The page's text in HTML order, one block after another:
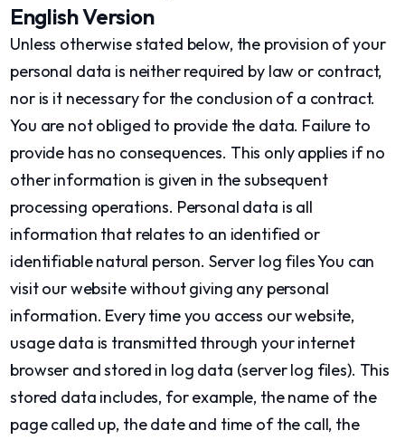
English Version
Unless otherwise stated below, the provision of your
personal data is neither required by law or contract,
nor is it necessary for the conclusion of a contract.
You are not obliged to provide the data. Failure to
provide has no consequences. This only applies if no
other information is given in the subsequent
processing operations. Personal data is all
information that relates to an identified or
identifiable natural person. Server log files You can
visit our website without giving any personal
information. Every time you access our website,
usage data is transmitted through your internet
browser and stored in log data (server log files). This
stored data includes, for example, the name of the
page called up, the date and time of the call, the